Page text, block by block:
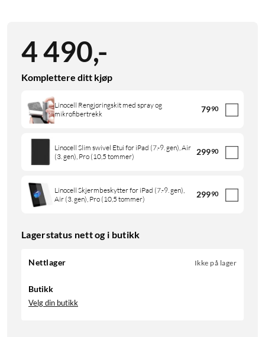
4 490,-
Komplettere ditt kjøp
Linocell Rengjøringskit med spray og
mikrofibertrekk
7990
Linocell Slim swivel Etui for iPad (7.-9. gen), Air
(3. gen), Pro (10,5 tommer)
29990
Linocell Skjermbeskytter for iPad (7.-9. gen),
Air (3. gen), Pro (10,5 tommer)
29990
Lagerstatus nett og i butikk
Nettlager Ikke på lager
Butikk
Velg din butikk